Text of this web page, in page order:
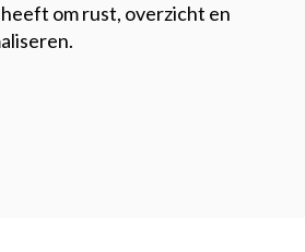
om rust, overzicht en